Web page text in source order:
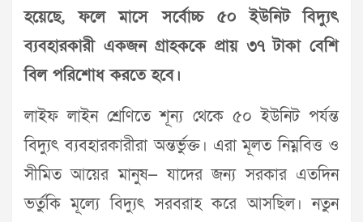
হয়েছে, ফলে মাসে সর্বোচ্চ ৫০ ইউনিট বিদ্যুৎ
ব্যবহারকারী একজন গ্রাহককে প্রায় ৩৭ টাকা বেশি
বিল পরিশোধ করতে হবে।
লাইফ লাইন শ্রেণিতে শূন্য থেকে ৫০ ইউনিট পর্যন্ত
বিদ্যুৎ ব্যবহারকারীরা অন্তর্ভুক্ত। এরা মূলত নিম্নবিত্ত ও
সীমিত আয়ের মানুষ— যাদের জন্য সরকার এতদিন
ভর্তুকি মূল্যে বিদ্যুৎ সরবরাহ করে আসছিল। নতুন